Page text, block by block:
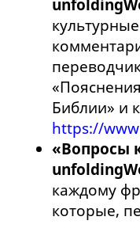
Библии» и
https://
«Вопросы
каждому
которые,